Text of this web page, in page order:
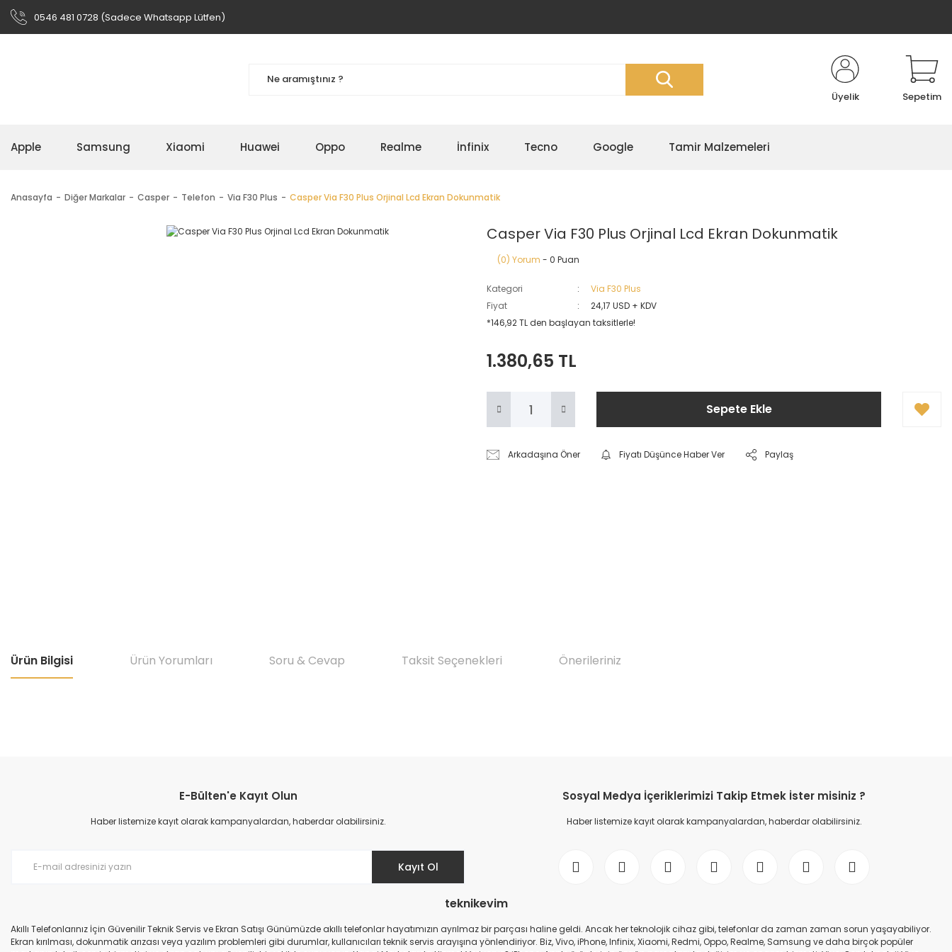
0546 481 0728 (Sadece Whatsapp Lütfen)
Üyelik Sepetim
Apple Samsung Xiaomi Huawei Oppo Realme İnfinix Tecno Google Tamir Malzemeleri
Anasayfa Diğer Markalar Casper Telefon Via F30 Plus Casper Via F30 Plus Orjinal Lcd Ekran Dokunmatik
Casper Via F30 Plus Orjinal Lcd Ekran Dokunmatik
(0) Yorum - 0 Puan
Kategori
Via F30 Plus
Fiyat
24,17 USD + KDV
*146,92 TL den başlayan taksitlerle!
1.380,65 TL
Sepete Ekle
Arkadaşına Öner Fiyatı Düşünce Haber Ver Paylaş
Ürün Bilgisi Ürün Yorumları Soru & Cevap Taksit Seçenekleri Önerileriniz
Ürün resmi kalitesiz, bozuk veya görüntülenemiyor.
Ürün açıklamasında eksik bilgiler bulunuyor.
E-Bülten'e Kayıt Olun
Haber listemize kayıt olarak kampanyalardan, haberdar olabilirsiniz.
Kayıt Ol
Sosyal Medya İçeriklerimizi Takip Etmek İster misiniz ?
Haber listemize kayıt olarak kampanyalardan, haberdar olabilirsiniz.
teknikevim
Akıllı Telefonlarınız İçin Güvenilir Teknik Servis ve Ekran Satışı Günümüzde akıllı telefonlar hayatımızın ayrılmaz bir parçası haline geldi. Ancak her teknolojik cihaz gibi, telefonlar da zaman zaman sorun yaşayabiliyor.
Ekran kırılması, dokunmatik arızası veya yazılım problemleri gibi durumlar, kullanıcıları teknik servis arayışına yönlendiriyor. Biz, Vivo, iPhone, Infinix, Xiaomi, Redmi, Oppo, Realme, Samsung ve daha birçok popüler